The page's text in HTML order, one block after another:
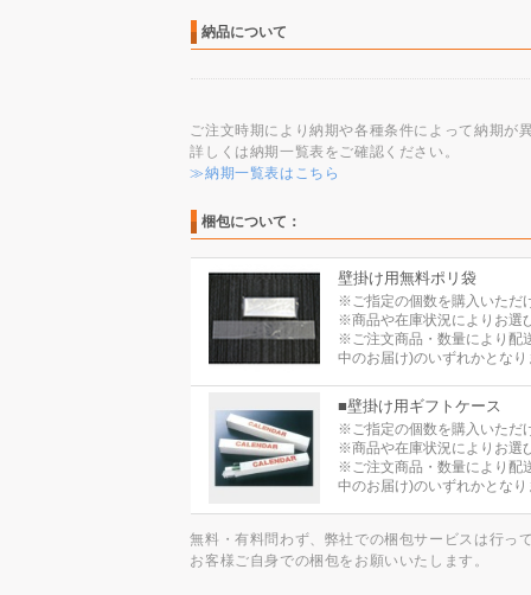
納品について
ご注文時期により納期や各種条件によって納期が
詳しくは納期一覧表をご確認ください。
≫納期一覧表はこちら
梱包について：
壁掛け用無料ポリ袋
※ご指定の個数を購入いただ
※商品や在庫状況によりお選
※ご注文商品・数量により配
中のお届け)のいずれかとなり
■壁掛け用ギフトケース
※ご指定の個数を購入いただ
※商品や在庫状況によりお選
※ご注文商品・数量により配
中のお届け)のいずれかとなり
無料・有料問わず、弊社での梱包サービスは行っ
お客様ご自身での梱包をお願いいたします。